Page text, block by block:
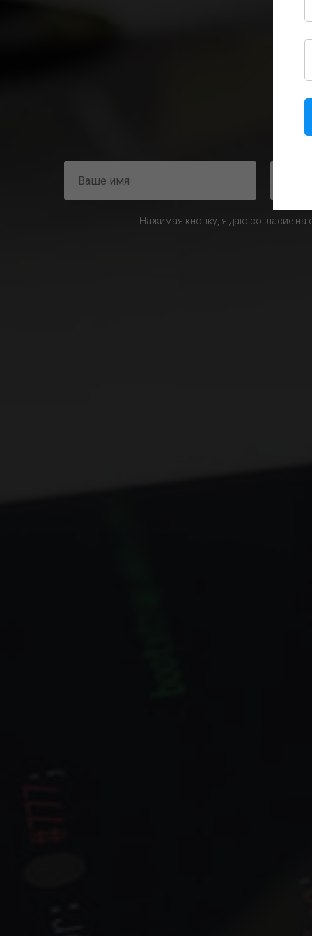
Нажимая кнопку, я даю согласие